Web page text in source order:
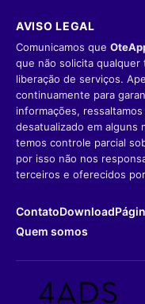
AVISO LEGAL
Comunicamos que
que não solicita qualquer
liberação de serviços.
continuamente para
informações,
desatualizado em alguns
temos controle parcial
por isso não nos
terceiros e oferecidos
ContatoDownload
Quem somos